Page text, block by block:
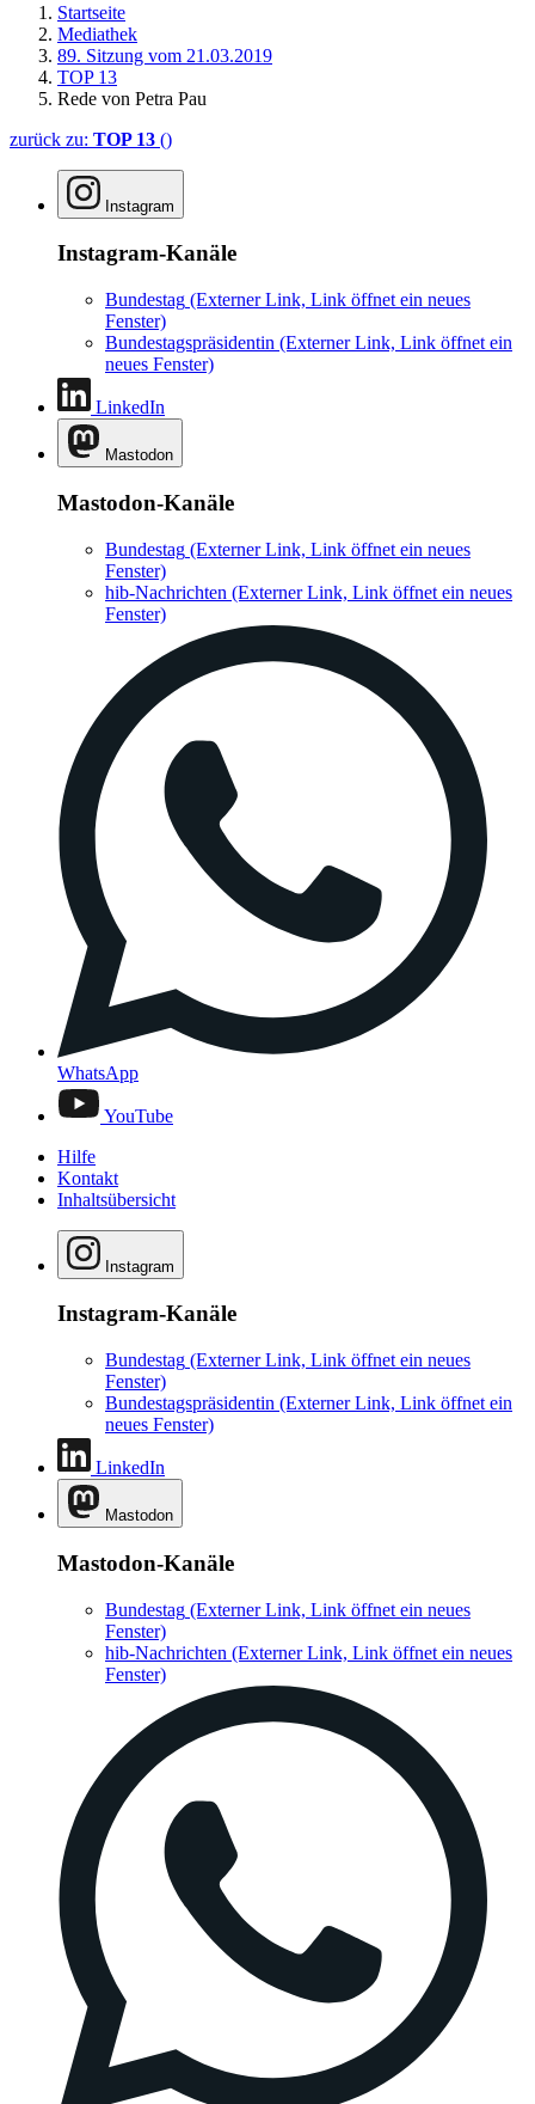
Startseite
Mediathek
89. Sitzung vom 21.03.2019
TOP 13
Rede von Petra Pau
zurück zu: TOP 13 ()
Instagram
Instagram-Kanäle
Bundestag (Externer Link, Link öffnet ein neues
Fenster)
Bundestagspräsidentin (Externer Link, Link öffnet ein
neues Fenster)
LinkedIn
Mastodon
Mastodon-Kanäle
Bundestag (Externer Link, Link öffnet ein neues
Fenster)
hib-Nachrichten (Externer Link, Link öffnet ein neues
Fenster)
WhatsApp
YouTube
Hilfe
Kontakt
Inhaltsübersicht
Instagram
Instagram-Kanäle
Bundestag (Externer Link, Link öffnet ein neues
Fenster)
Bundestagspräsidentin (Externer Link, Link öffnet ein
neues Fenster)
LinkedIn
Mastodon
Mastodon-Kanäle
Bundestag (Externer Link, Link öffnet ein neues
Fenster)
hib-Nachrichten (Externer Link, Link öffnet ein neues
Fenster)